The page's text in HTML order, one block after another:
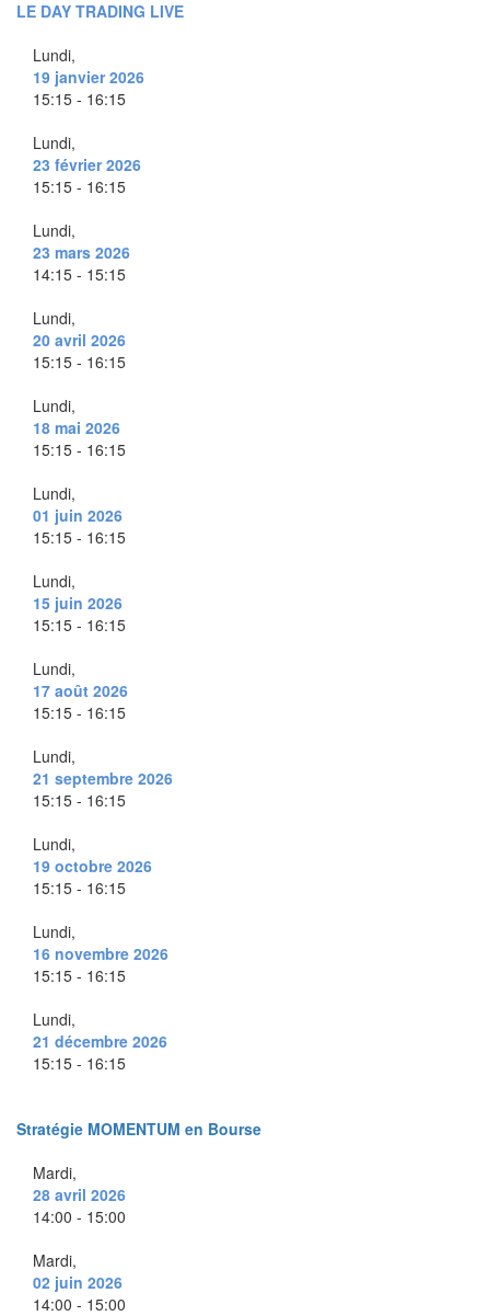
LE DAY TRADING LIVE
Lundi,
19 janvier 2026
15:15 - 16:15
Lundi,
23 février 2026
15:15 - 16:15
Lundi,
23 mars 2026
14:15 - 15:15
Lundi,
20 avril 2026
15:15 - 16:15
Lundi,
18 mai 2026
15:15 - 16:15
Lundi,
01 juin 2026
15:15 - 16:15
Lundi,
15 juin 2026
15:15 - 16:15
Lundi,
17 août 2026
15:15 - 16:15
Lundi,
21 septembre 2026
15:15 - 16:15
Lundi,
19 octobre 2026
15:15 - 16:15
Lundi,
16 novembre 2026
15:15 - 16:15
Lundi,
21 décembre 2026
15:15 - 16:15
Stratégie MOMENTUM en Bourse
Mardi,
28 avril 2026
14:00 - 15:00
Mardi,
02 juin 2026
14:00 - 15:00